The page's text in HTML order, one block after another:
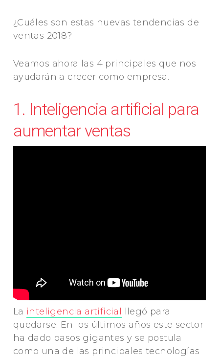
¿Cuáles son estas nuevas tendencias de
ventas 2018?
Veamos ahora las 4 principales que nos
ayudarán a crecer como empresa.
1. Inteligencia artificial para
aumentar ventas
La inteligencia artificial
llegó para
quedarse. En los últimos años este sector
ha dado pasos gigantes y se postula
como una de las principales tecnologías